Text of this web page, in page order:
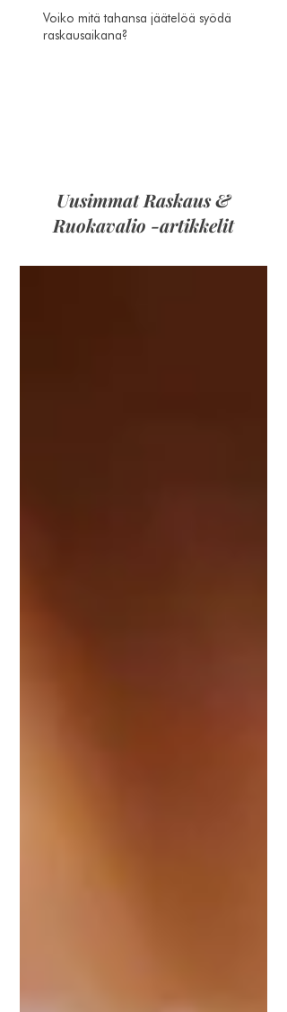
Voiko mitä tahansa jäätelöä syödä
raskausaikana?
Uusimmat Raskaus &
Ruokavalio -artikkelit